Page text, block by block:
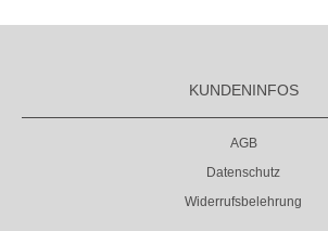
KUNDENINFOS
AGB
Datenschutz
Widerrufsbelehrung